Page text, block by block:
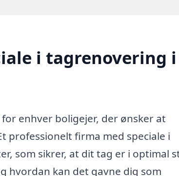
i tagrenovering i
enhver boligejer, der ønsker at
professionelt firma med speciale i
som sikrer, at dit tag er i optimal
hvordan kan det gavne dig som